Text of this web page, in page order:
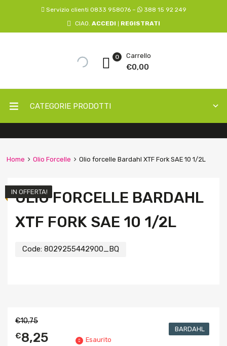
Servizio clienti 0833 958076 –
388 15 92 249
CIAO. ACCEDI REGISTRATI
Carrello
€0,00
0
CATEGORIE PRODOTTI
Home Olio Forcelle Olio forcelle Bardahl XTF Fork SAE 10 1/2L
OLIO FORCELLE BARDAHL
XTF FORK SAE 10 1/2L
Code: 8029255442900_BQ
IN OFFERTA!
€10,75
€8,25
BARDAHL
Esaurito